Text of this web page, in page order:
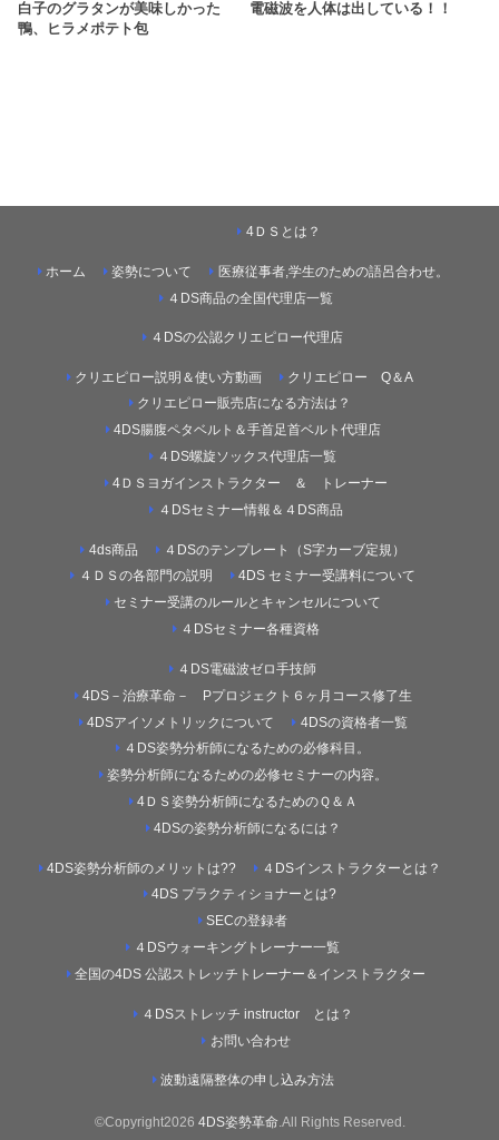
白子のグラタンが美味しかった
鴨、ヒラメポテト包
電磁波を人体は出している！！
ホーム
4ＤＳとは？
姿勢について
医療従事者,学生のための語呂合わせ。
４DS商品の全国代理店一覧
４DSの公認クリエピロー代理店
クリエピロー説明＆使い方動画
クリエピロー Q＆A
クリエピロー販売店になる方法は？
4DS腸腹ペタベルト＆手首足首ベルト代理店
４DS螺旋ソックス代理店一覧
4ＤＳヨガインストラクター ＆ トレーナー
４DSセミナー情報＆４DS商品
4ds商品
４DSのテンプレート（S字カーブ定規）
４ＤＳの各部門の説明
4DS セミナー受講料について
セミナー受講のルールとキャンセルについて
４DSセミナー各種資格
４DS電磁波ゼロ手技師
4DS－治療革命－ Pプロジェクト６ヶ月コース修了生
4DSアイソメトリックについて
4DSの資格者一覧
４DS姿勢分析師になるための必修科目。
姿勢分析師になるための必修セミナーの内容。
4ＤＳ姿勢分析師になるためのＱ＆Ａ
4DSの姿勢分析師になるには？
4DS姿勢分析師のメリットは??
４DSインストラクターとは？
4DS プラクティショナーとは?
SECの登録者
４DSウォーキングトレーナー一覧
全国の4DS 公認ストレッチトレーナー＆インストラクター
４DSストレッチ instructor とは？
お問い合わせ
波動遠隔整体の申し込み方法
©Copyright2026 4DS姿勢革命 .All Rights Reserved.